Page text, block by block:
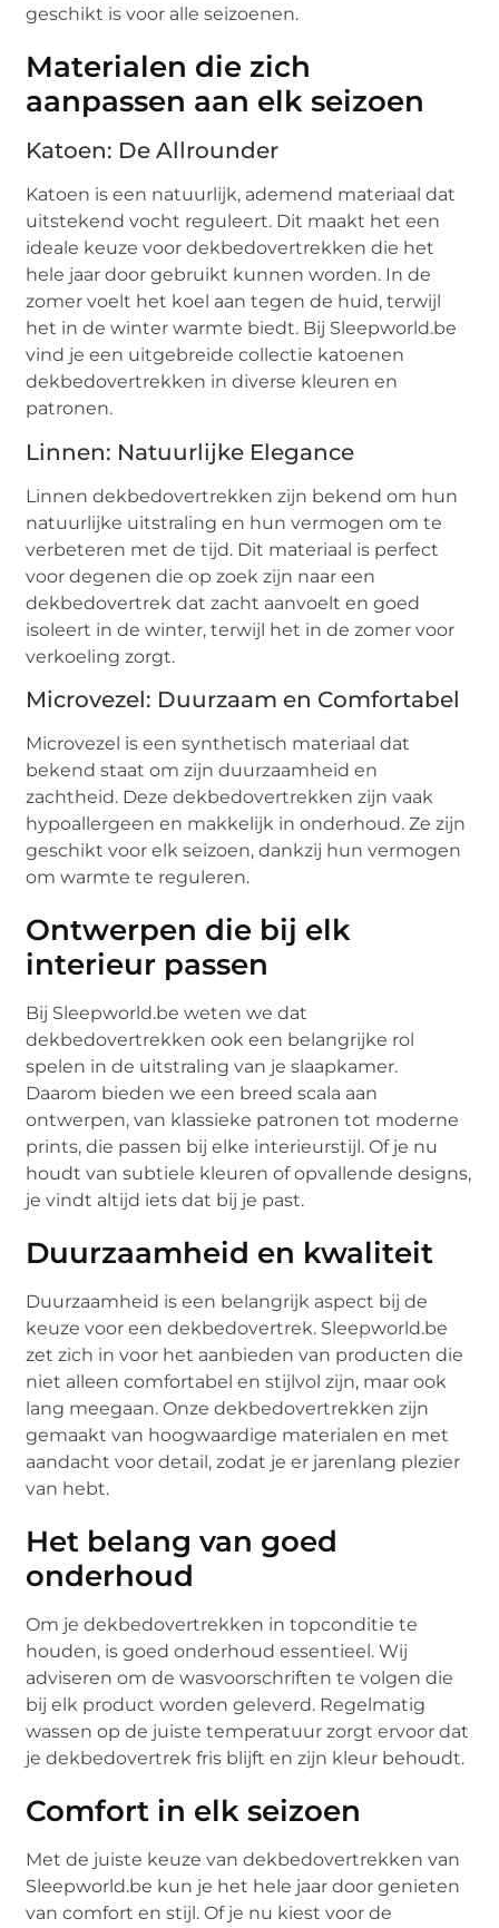
geschikt is voor alle seizoenen.
Materialen die zich
aanpassen aan elk seizoen
Katoen: De Allrounder
Katoen is een natuurlijk, ademend materiaal dat
uitstekend vocht reguleert. Dit maakt het een
ideale keuze voor dekbedovertrekken die het
hele jaar door gebruikt kunnen worden. In de
zomer voelt het koel aan tegen de huid, terwijl
het in de winter warmte biedt. Bij Sleepworld.be
vind je een uitgebreide collectie katoenen
dekbedovertrekken in diverse kleuren en
patronen.
Linnen: Natuurlijke Elegance
Linnen dekbedovertrekken zijn bekend om hun
natuurlijke uitstraling en hun vermogen om te
verbeteren met de tijd. Dit materiaal is perfect
voor degenen die op zoek zijn naar een
dekbedovertrek dat zacht aanvoelt en goed
isoleert in de winter, terwijl het in de zomer voor
verkoeling zorgt.
Microvezel: Duurzaam en Comfortabel
Microvezel is een synthetisch materiaal dat
bekend staat om zijn duurzaamheid en
zachtheid. Deze dekbedovertrekken zijn vaak
hypoallergeen en makkelijk in onderhoud. Ze zijn
geschikt voor elk seizoen, dankzij hun vermogen
om warmte te reguleren.
Ontwerpen die bij elk
interieur passen
Bij Sleepworld.be weten we dat
dekbedovertrekken ook een belangrijke rol
spelen in de uitstraling van je slaapkamer.
Daarom bieden we een breed scala aan
ontwerpen, van klassieke patronen tot moderne
prints, die passen bij elke interieurstijl. Of je nu
houdt van subtiele kleuren of opvallende designs,
je vindt altijd iets dat bij je past.
Duurzaamheid en kwaliteit
Duurzaamheid is een belangrijk aspect bij de
keuze voor een dekbedovertrek. Sleepworld.be
zet zich in voor het aanbieden van producten die
niet alleen comfortabel en stijlvol zijn, maar ook
lang meegaan. Onze dekbedovertrekken zijn
gemaakt van hoogwaardige materialen en met
aandacht voor detail, zodat je er jarenlang plezier
van hebt.
Het belang van goed
onderhoud
Om je dekbedovertrekken in topconditie te
houden, is goed onderhoud essentieel. Wij
adviseren om de wasvoorschriften te volgen die
bij elk product worden geleverd. Regelmatig
wassen op de juiste temperatuur zorgt ervoor dat
je dekbedovertrek fris blijft en zijn kleur behoudt.
Comfort in elk seizoen
Met de juiste keuze van dekbedovertrekken van
Sleepworld.be kun je het hele jaar door genieten
van comfort en stijl. Of je nu kiest voor de